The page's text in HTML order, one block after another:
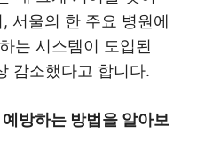
서울의 한 주요 병원에
는 시스템이 도입된
감소했다고 합니다.
방하는 방법을 알아보